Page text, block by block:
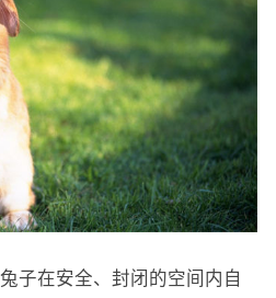
子在安全、封闭的空间内自